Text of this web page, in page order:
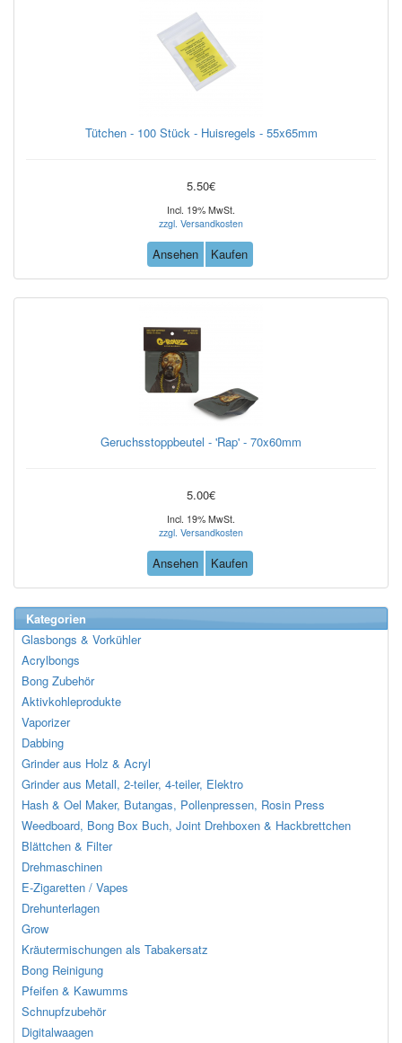
Tütchen - 100 Stück - Huisregels - 55x65mm
5.50€
Incl. 19% MwSt.
zzgl. Versandkosten
Ansehen Kaufen
Geruchsstoppbeutel - 'Rap' - 70x60mm
5.00€
Incl. 19% MwSt.
zzgl. Versandkosten
Ansehen Kaufen
Kategorien
Glasbongs & Vorkühler
Acrylbongs
Bong Zubehör
Aktivkohleprodukte
Vaporizer
Dabbing
Grinder aus Holz & Acryl
Grinder aus Metall, 2-teiler, 4-teiler, Elektro
Hash & Oel Maker, Butangas, Pollenpressen, Rosin Press
Weedboard, Bong Box Buch, Joint Drehboxen & Hackbrettchen
Blättchen & Filter
Drehmaschinen
E-Zigaretten / Vapes
Drehunterlagen
Grow
Kräutermischungen als Tabakersatz
Bong Reinigung
Pfeifen & Kawumms
Schnupfzubehör
Digitalwaagen